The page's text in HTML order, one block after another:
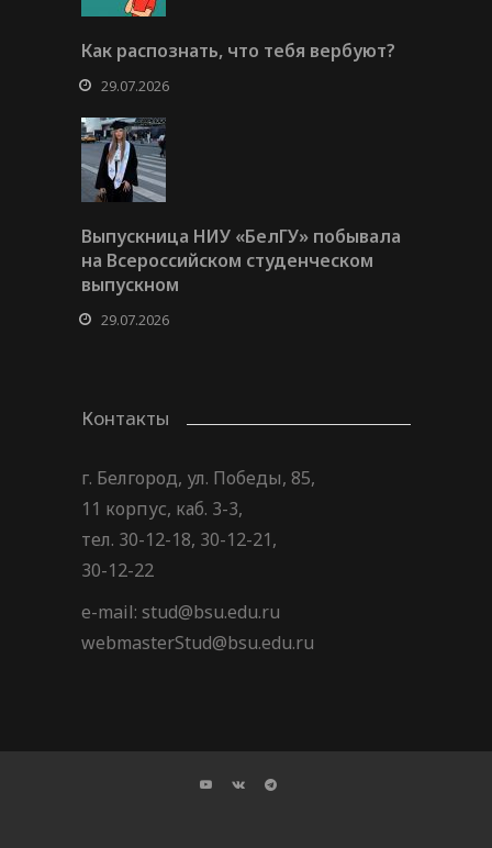
Как распознать, что тебя вербуют?
29.07.2026
Выпускница НИУ «БелГУ» побывала
на Всероссийском студенческом
выпускном
29.07.2026
Контакты
г. Белгород, ул. Победы, 85,
11 корпус, каб. 3-3,
тел. 30-12-18, 30-12-21,
30-12-22
e-mail: stud@bsu.edu.ru
webmasterStud@bsu.edu.ru